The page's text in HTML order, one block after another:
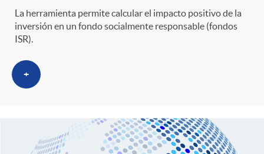
La herramienta permite calcular el impacto positivo de la
inversión en un fondo socialmente responsable (fondos
ISR).
+